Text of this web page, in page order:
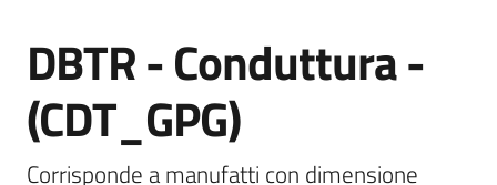
Visualizza
dati
on-
Salta al contenuto
DBTR - Conduttura -
(CDT_GPG)
Corrisponde a manufatti con dimensione